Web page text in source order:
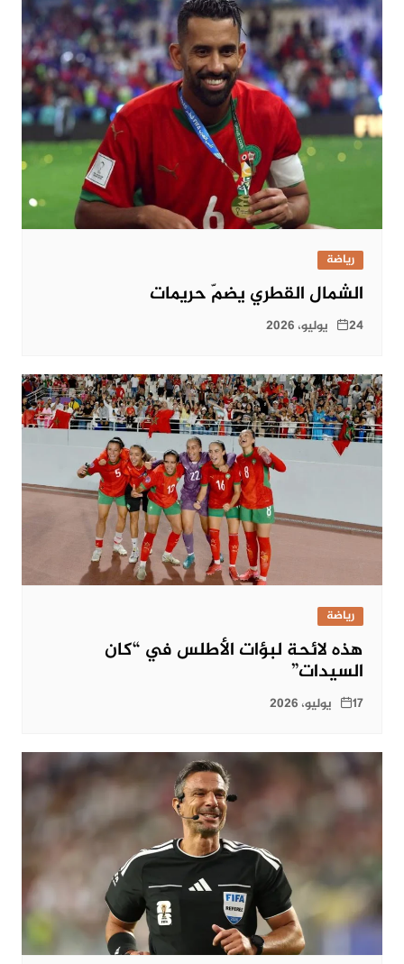
رياضة
الشمال القطري يضمّ حريمات
24 يوليو، 2026
رياضة
هذه لائحة لبؤات الأطلس في “كان
السيدات”
17 يوليو، 2026